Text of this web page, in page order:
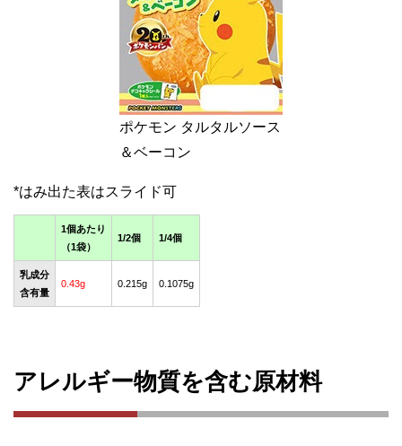
ポケモン タルタルソース
＆ベーコン
1個あたり
（1袋）
1/2個 1/4個
乳成分
含有量
0.43g 0.215g 0.1075g
アレルギー物質を含む原材料